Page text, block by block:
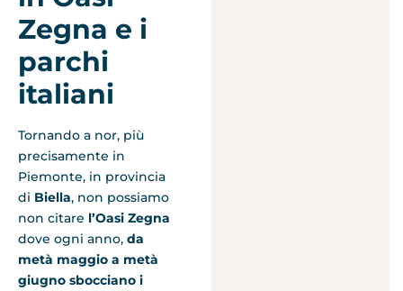
Zegna e i
parchi
italiani
Tornando a nor, più
precisamente in
Piemonte, in provincia
di Biella, non possiamo
non citare l’Oasi Zegna
dove ogni anno, da
metà maggio a metà
giugno sbocciano i